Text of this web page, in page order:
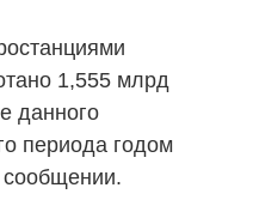
1,555 млрд
данного
периода годом